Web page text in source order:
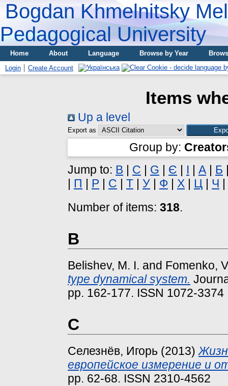
Bogdan Khmelnitsky
Pedagogical University
Home About Language Browse by Year
Login
Create Account
Items
Up a level
Export as
Group by:
Jump to: B | C | G | Є | І | А | Б
| П | Р | С | Т | У | Ф | Х | Ц | Ч |
Number of items: 318.
B
Belishev, M. I. and Fomenko,
type dynamical system.
pp. 162-177. ISSN 1072-3374
C
Cелезнёв, Игорь (2013)
европейское измерение и
pp. 62-68. ISSN 2310-4562